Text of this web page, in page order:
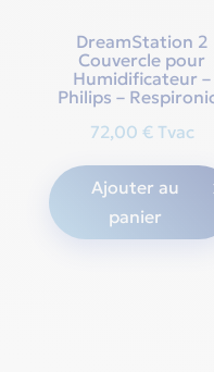
DreamStation 2
Couvercle pour
Humidificateur –
Philips –
72,00 € Tvac
Ajouter au
panier